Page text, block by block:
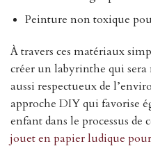
Peinture non toxique
À travers ces matériaux
créer un labyrinthe qui
aussi respectueux de
approche DIY qui favorise
enfant dans le processus de
jouet en papier ludique